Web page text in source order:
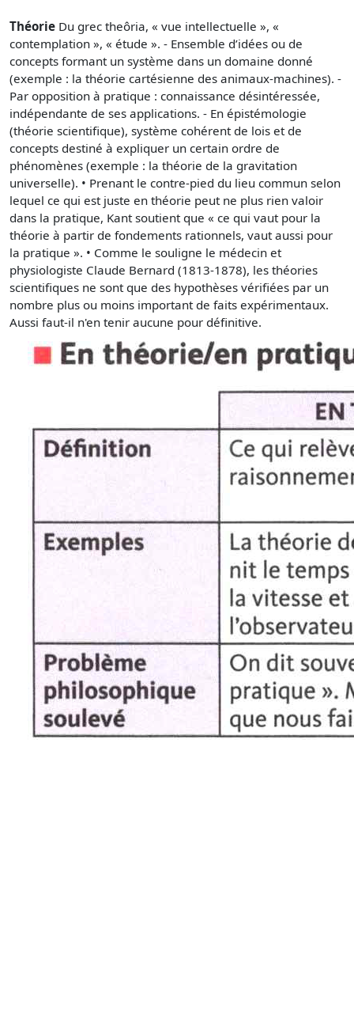
Théorie Du grec theôria, « vue intellectuelle », «
contemplation », « étude ». - Ensemble d’idées ou de
concepts formant un système dans un domaine donné
(exemple : la théorie cartésienne des animaux-machines). -
Par opposition à pratique : connaissance désintéressée,
indépendante de ses applications. - En épistémologie
(théorie scientifique), système cohérent de lois et de
concepts destiné à expliquer un certain ordre de
phénomènes (exemple : la théorie de la gravitation
universelle). • Prenant le contre-pied du lieu commun selon
lequel ce qui est juste en théorie peut ne plus rien valoir
dans la pratique, Kant soutient que « ce qui vaut pour la
théorie à partir de fondements rationnels, vaut aussi pour
la pratique ». • Comme le souligne le médecin et
physiologiste Claude Bernard (1813-1878), les théories
scientifiques ne sont que des hypothèses vérifiées par un
nombre plus ou moins important de faits expérimentaux.
Aussi faut-il n'en tenir aucune pour définitive.